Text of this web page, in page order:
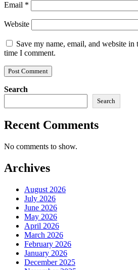
Email *
Website
Save my name, email, and website
time I comment.
Search
Search
Recent Comments
No comments to show.
Archives
August 2026
July 2026
June 2026
May 2026
April 2026
March 2026
February 2026
January 2026
December 2025